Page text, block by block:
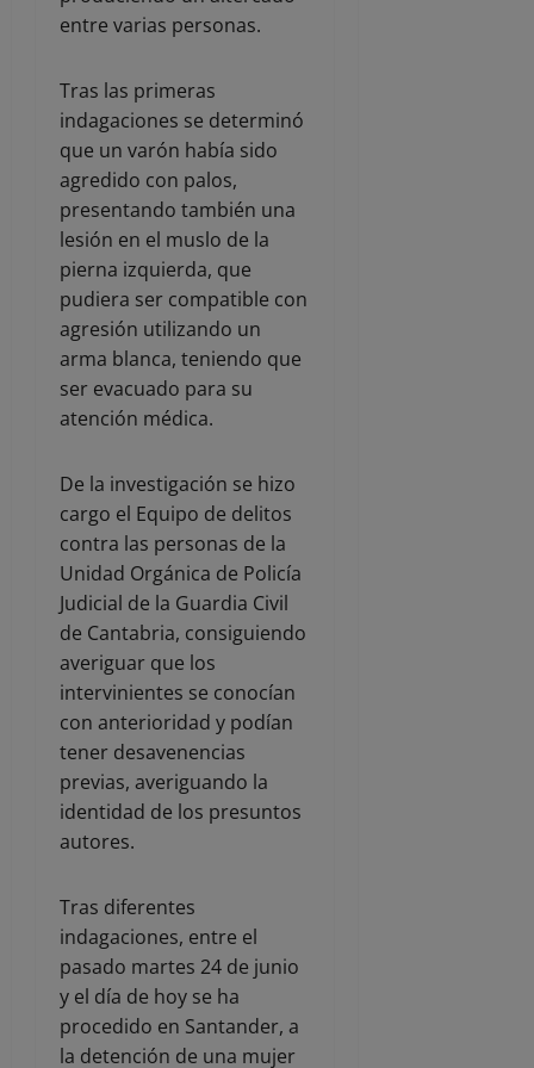
entre varias personas.
Tras las primeras
indagaciones se determinó
que un varón había sido
agredido con palos,
presentando también una
lesión en el muslo de la
pierna izquierda, que
pudiera ser compatible con
agresión utilizando un
arma blanca, teniendo que
ser evacuado para su
atención médica.
De la investigación se hizo
cargo el Equipo de delitos
contra las personas de la
Unidad Orgánica de Policía
Judicial de la Guardia Civil
de Cantabria, consiguiendo
averiguar que los
intervinientes se conocían
con anterioridad y podían
tener desavenencias
previas, averiguando la
identidad de los presuntos
autores.
Tras diferentes
indagaciones, entre el
pasado martes 24 de junio
y el día de hoy se ha
procedido en Santander, a
la detención de una mujer